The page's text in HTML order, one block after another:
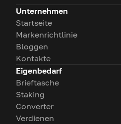
Unternehmen
Startseite
Markenrichtlinie
Bloggen
Kontakte
Eigenbedarf
Brieftasche
Staking
Converter
Verdienen